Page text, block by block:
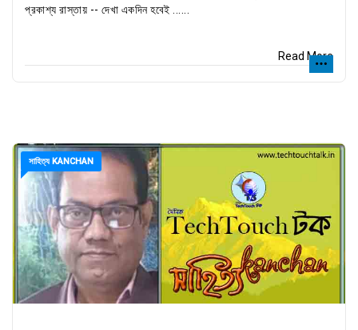
প্রকাশ্য রাস্তায় -- দেখা একদিন হবেই ......
Read More
সাহিত্য KANCHAN